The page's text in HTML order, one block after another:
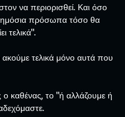
να περιορισθεί. Και όσο
δημόσια πρόσωπα τόσο θα
τελικά".
ακούμε τελικά μόνο αυτά που
ο καθένας, το "ή αλλάζουμε ή